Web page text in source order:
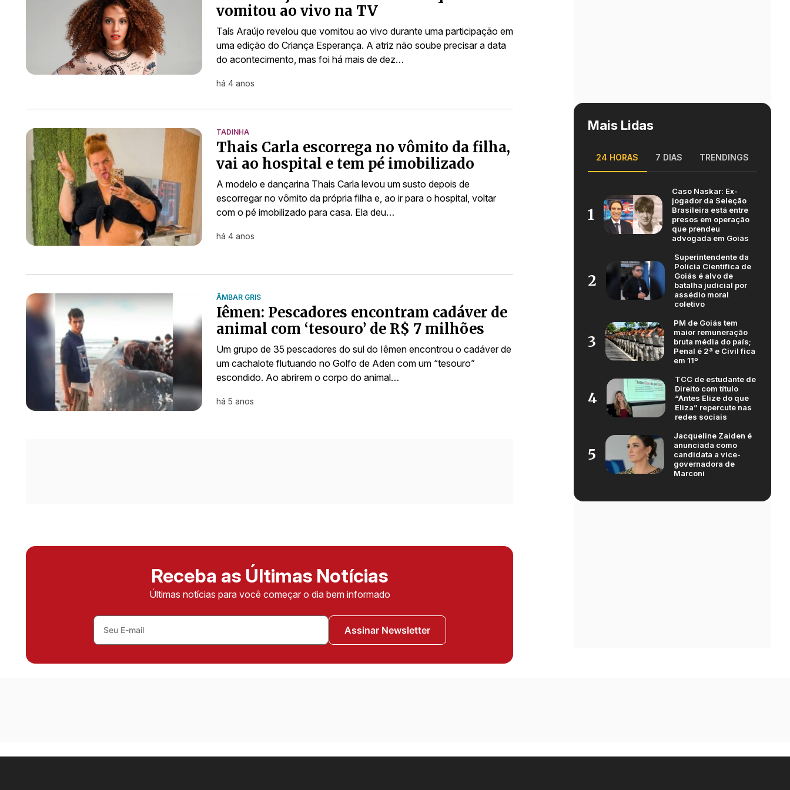
vomitou ao vivo na TV
Taís Araújo revelou que vomitou ao vivo durante uma participação em
uma edição do Criança Esperança. A atriz não soube precisar a data
do acontecimento, mas foi há mais de dez…
há 4 anos
TADINHA
Thais Carla escorrega no vômito da filha,
vai ao hospital e tem pé imobilizado
A modelo e dançarina Thais Carla levou um susto depois de
escorregar no vômito da própria filha e, ao ir para o hospital, voltar
com o pé imobilizado para casa. Ela deu…
há 4 anos
ÂMBAR GRIS
Iêmen: Pescadores encontram cadáver de
animal com ‘tesouro’ de R$ 7 milhões
Um grupo de 35 pescadores do sul do Iêmen encontrou o cadáver de
um cachalote flutuando no Golfo de Aden com um “tesouro”
escondido. Ao abrirem o corpo do animal…
há 5 anos
Receba as Últimas Notícias
Últimas notícias para você começar o dia bem informado
Assinar Newsletter
Mais Lidas
24 HORAS 7 DIAS TRENDINGS
1
Caso Naskar: Ex-
jogador da Seleção
Brasileira está entre
presos em operação
que prendeu
advogada em Goiás
2
Superintendente da
Polícia Científica de
Goiás é alvo de
batalha judicial por
assédio moral
coletivo
3
PM de Goiás tem
maior remuneração
bruta média do país;
Penal é 2ª e Civil fica
em 11º
4
TCC de estudante de
Direito com título
“Antes Elize do que
Eliza” repercute nas
redes sociais
5
Jacqueline Zaiden é
anunciada como
candidata a vice-
governadora de
Marconi